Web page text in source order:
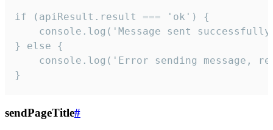
if (apiResult.result === 'ok') {
console.log('Message sent
} else {
console.log('Error sending message,
}
sendPageTitle#